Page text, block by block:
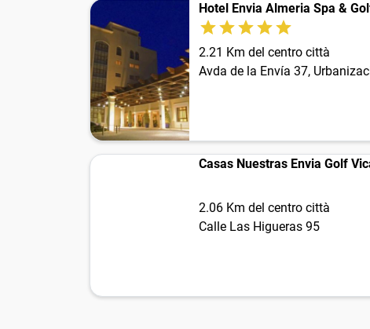
Hotel Envia Almeria Spa &
2.21 Km del centro città
Avda de la Envía 37,
Casas Nuestras Envia Golf
2.06 Km del centro città
Calle Las Higueras 95